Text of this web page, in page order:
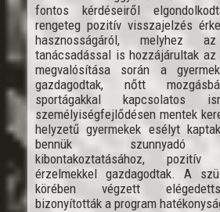
fontos kérdéseiről
rengeteg pozitív visszajelzés
hasznosságáról, melyhez
tanácsadással is hozzájárultak az
megvalósítása során a
gazdagodtak, nőtt
sportágakkal kapcsolatos
személyiségfejlődésen mentek
helyzetű gyermekek esélyt
bennük szunnyadó
kibontakoztatásához,
érzelmekkel gazdagodtak. A
körében végzett
bizonyították a program